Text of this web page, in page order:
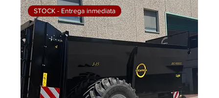
STOCK - Entrega inmediata